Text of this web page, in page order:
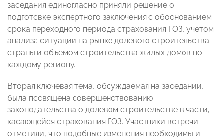
заседания единогласно приняли решение о
подготовке экспертного заключения с обоснованием
срока переходного периода страхования ГОЗ, учетом
анализа ситуации на рынке долевого строительства
страны и объемом строительства жилых домов по
каждому региону.
Вторая ключевая тема, обсуждаемая на заседании,
была посвящена совершенствованию
законодательства о долевом строительстве в части,
касающейся страхования ГОЗ. Участники встречи
отметили, что подобные изменения необходимы и